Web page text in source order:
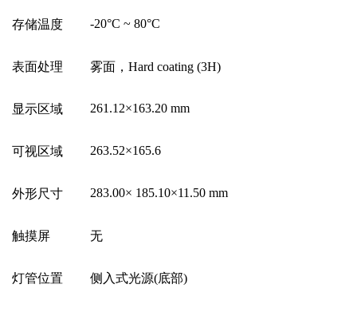
存储温度 -20°C ~ 80°C
表面处理 雾面， Hard coating (3H)
显示区域 261.12×163.20 mm
可视区域 263.52×165.6
外形尺寸 283.00× 185.10×11.50 mm
触摸屏 无
灯管位置 侧入式光源(底部)